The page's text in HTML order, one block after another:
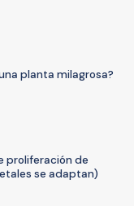
planta milagrosa?
proliferación de
se adaptan)